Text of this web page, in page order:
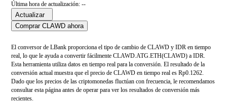
Última hora de actualización: --
Actualizar
Comprar CLAWD ahora
El conversor de LBank proporciona el tipo de cambio de CLAWD y IDR en tiempo
real, lo que le ayuda a convertir fácilmente CLAWD.ATG.ETH(CLAWD) a IDR.
Esta herramienta utiliza datos en tiempo real para la conversión. El resultado de la
conversión actual muestra que el precio de CLAWD en tiempo real es Rp0.1262.
Dado que los precios de las criptomonedas fluctúan con frecuencia, le recomendamos
consultar esta página antes de operar para ver los resultados de conversión más
recientes.